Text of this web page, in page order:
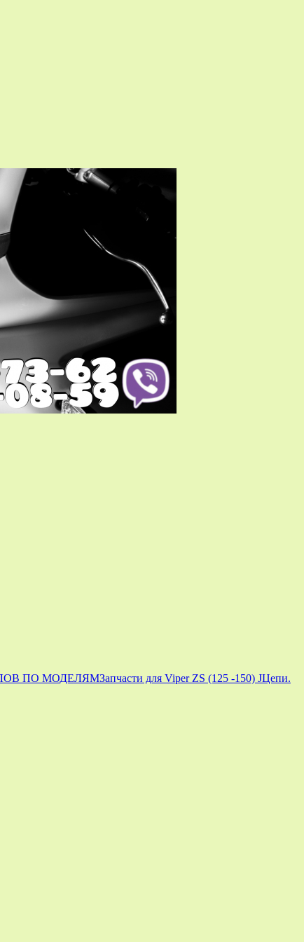
ПО МОДЕЛЯМЗапчасти для Viper ZS (125 -150) JЦепи.